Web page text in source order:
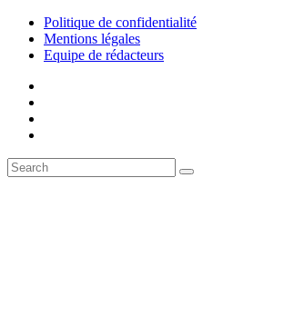
Politique de confidentialité
Mentions légales
Equipe de rédacteurs